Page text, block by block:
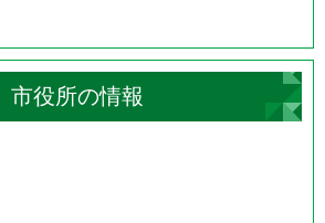
市役所の情報